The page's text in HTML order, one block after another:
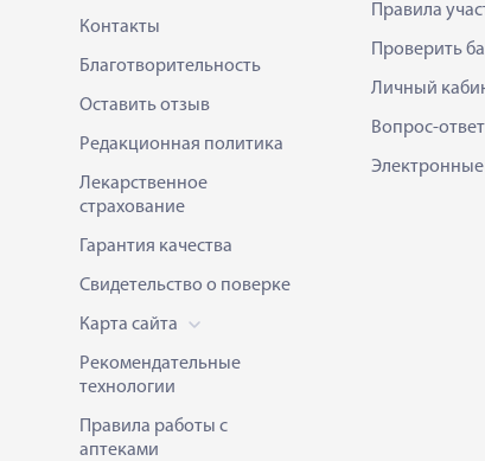
Контакты
Благотворительность
Оставить отзыв
Редакционная политика
Лекарственное
страхование
Гарантия качества
Свидетельство о поверке
Карта сайта
Рекомендательные
технологии
Правила работы с
аптеками
Правила
Проверить
Личный
Вопрос-ответ
Электронные